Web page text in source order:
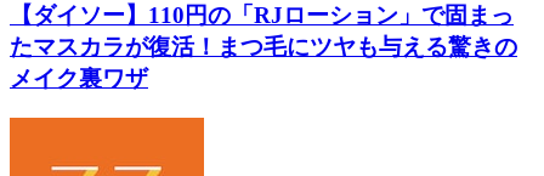
【ダイソー】110円の「RJローション」で固まっ
たマスカラが復活！まつ毛にツヤも与える驚きの
メイク裏ワザ